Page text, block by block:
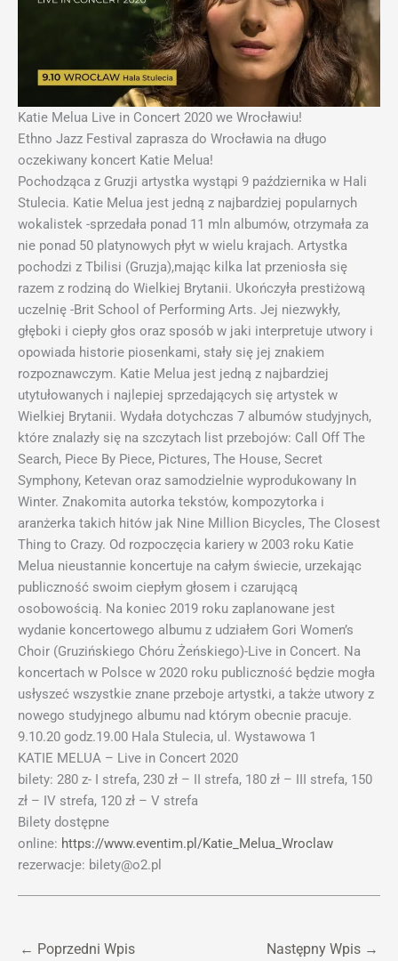
Katie Melua Live in Concert 2020 we Wrocławiu!
Ethno Jazz Festival zaprasza do Wrocławia na długo
oczekiwany koncert Katie Melua!
Pochodząca z Gruzji artystka wystąpi 9 października w Hali
Stulecia. Katie Melua jest jedną z najbardziej popularnych
wokalistek -sprzedała ponad 11 mln albumów, otrzymała za
nie ponad 50 platynowych płyt w wielu krajach. Artystka
pochodzi z Tbilisi (Gruzja),mając kilka lat przeniosła się
razem z rodziną do Wielkiej Brytanii. Ukończyła prestiżową
uczelnię -Brit School of Performing Arts. Jej niezwykły,
głęboki i ciepły głos oraz sposób w jaki interpretuje utwory i
opowiada historie piosenkami, stały się jej znakiem
rozpoznawczym. Katie Melua jest jedną z najbardziej
utytułowanych i najlepiej sprzedających się artystek w
Wielkiej Brytanii. Wydała dotychczas 7 albumów studyjnych,
które znalazły się na szczytach list przebojów: Call Off The
Search, Piece By Piece, Pictures, The House, Secret
Symphony, Ketevan oraz samodzielnie wyprodukowany In
Winter. Znakomita autorka tekstów, kompozytorka i
aranżerka takich hitów jak Nine Million Bicycles, The Closest
Thing to Crazy. Od rozpoczęcia kariery w 2003 roku Katie
Melua nieustannie koncertuje na całym świecie, urzekając
publiczność swoim ciepłym głosem i czarującą
osobowością. Na koniec 2019 roku zaplanowane jest
wydanie koncertowego albumu z udziałem Gori Women’s
Choir (Gruzińskiego Chóru Żeńskiego)-Live in Concert. Na
koncertach w Polsce w 2020 roku publiczność będzie mogła
usłyszeć wszystkie znane przeboje artystki, a także utwory z
nowego studyjnego albumu nad którym obecnie pracuje.
9.10.20 godz.19.00 Hala Stulecia, ul. Wystawowa 1
KATIE MELUA – Live in Concert 2020
bilety: 280 z- I strefa, 230 zł – II strefa, 180 zł – III strefa, 150
zł – IV strefa, 120 zł – V strefa
Bilety dostępne
online: https://www.eventim.pl/Katie_Melua_Wroclaw
rezerwacje: bilety@o2.pl
← Poprzedni Wpis Następny Wpis →